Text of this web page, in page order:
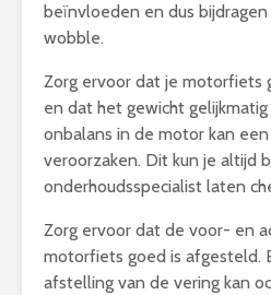
beïnvloeden en dus
wobble.
Zorg ervoor dat je motorfiets
en dat het gewicht
onbalans in de motor kan
veroorzaken. Dit kun je altijd
onderhoudsspecialist laten
Zorg ervoor dat de voor- en
motorfiets goed is afgesteld.
afstelling van de vering kan